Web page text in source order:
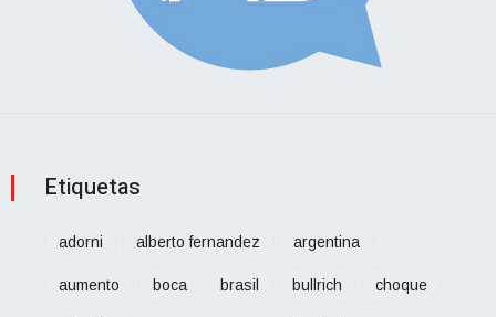
Etiquetas
adorni alberto fernandez argentina
aumento boca brasil bullrich choque